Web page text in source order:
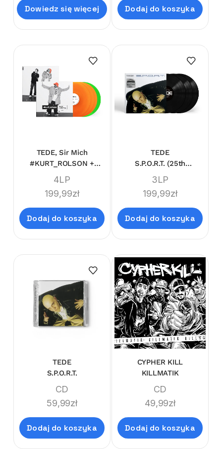
Dowiedz się więcej Dodaj do koszyka
TEDE, Sir Mich
#KURT_ROLSON +
#KURORT_ROLSON
(LIMI'TEDE'DITION
DELUXE BOX)
4LP
199,99zł
Dodaj do koszyka
TEDE
S.P.O.R.T. (25th
Anniversary)
3LP
199,99zł
Dodaj do koszyka
TEDE
S.P.O.R.T.
CD
59,99zł
Dodaj do koszyka
CYPHER KILL
KILLMATIK
CD
49,99zł
Dodaj do koszyka